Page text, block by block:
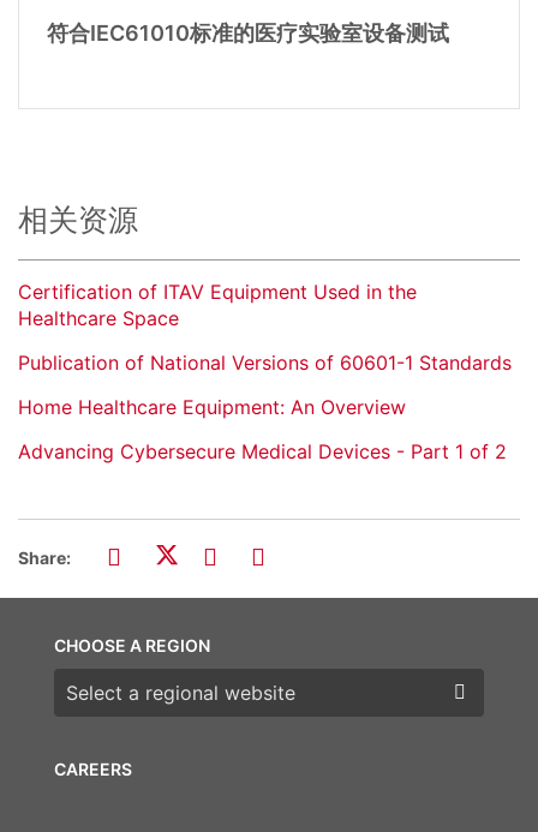
符合IEC61010标准的医疗实验室设备测试
相关资源
Certification of ITAV Equipment Used in the
Healthcare Space
Publication of National Versions of 60601-1 Standards
Home Healthcare Equipment: An Overview
Advancing Cybersecure Medical Devices - Part 1 of 2
Share:
CAREERS
CHOOSE A REGION
Choose a region